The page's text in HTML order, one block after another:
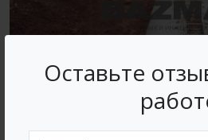
Оставьте